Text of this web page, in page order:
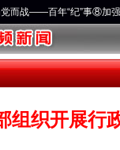
年“纪”事⑧加强纪律..·[视
组织开展行